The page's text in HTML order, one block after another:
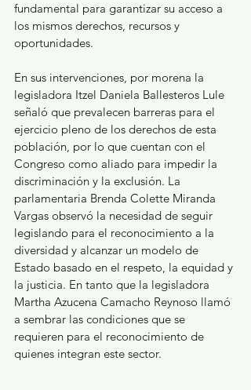
fundamental para garantizar su acceso a
los mismos derechos, recursos y
oportunidades.
En sus intervenciones, por morena la
legisladora Itzel Daniela Ballesteros Lule
señaló que prevalecen barreras para el
ejercicio pleno de los derechos de esta
población, por lo que cuentan con el
Congreso como aliado para impedir la
discriminación y la exclusión. La
parlamentaria Brenda Colette Miranda
Vargas observó la necesidad de seguir
legislando para el reconocimiento a la
diversidad y alcanzar un modelo de
Estado basado en el respeto, la equidad y
la justicia. En tanto que la legisladora
Martha Azucena Camacho Reynoso llamó
a sembrar las condiciones que se
requieren para el reconocimiento de
quienes integran este sector.